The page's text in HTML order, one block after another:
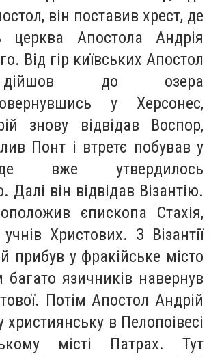
він поставив хрест, де
церква Апостола Андрія
Від гір київських Апостол
до озера
у Херсонес,
знову відвідав Воспор,
Понт і втретє побував у
вже утвердилось
Далі він відвідав Візантію.
єпископа Стахія,
Христових. З Візантії
прибув у фракійське місто
багато язичників навернув
Потім Апостол Андрій
християнську в Пелопоівесі
місті Патрах. Тут